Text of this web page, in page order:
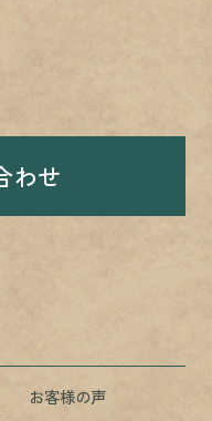
わせ
お客様の声